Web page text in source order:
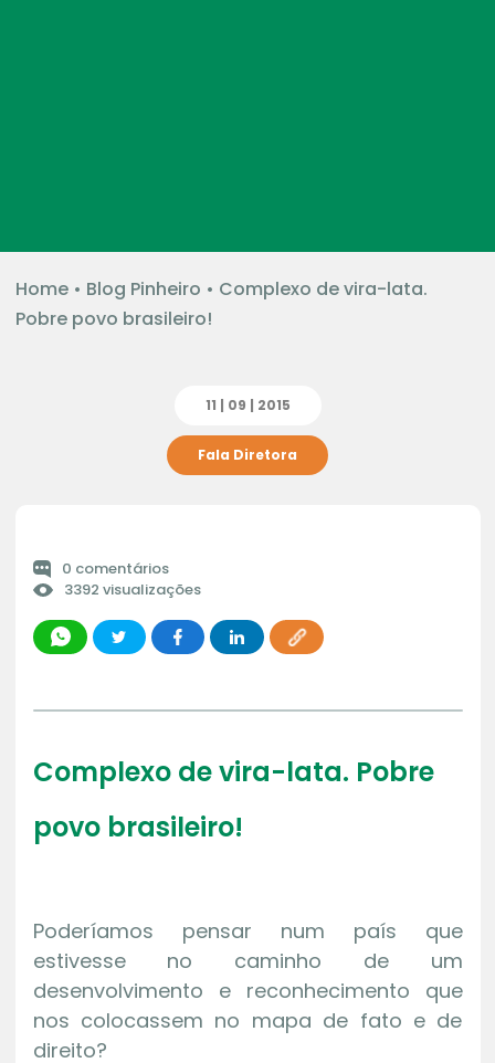
Home• Blog Pinheiro • Complexo de vira-lata.
Pobre povo brasileiro!
11 | 09 | 2015
Fala Diretora
0 comentários
3392 visualizações
Complexo de vira-lata. Pobre
povo brasileiro!
Poderíamos pensar num país que
estivesse no caminho de um
desenvolvimento e reconhecimento que
nos colocassem no mapa de fato e de
direito?